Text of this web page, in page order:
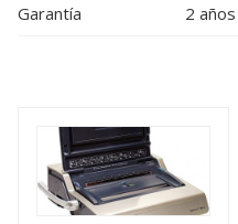
Garantía 2 años